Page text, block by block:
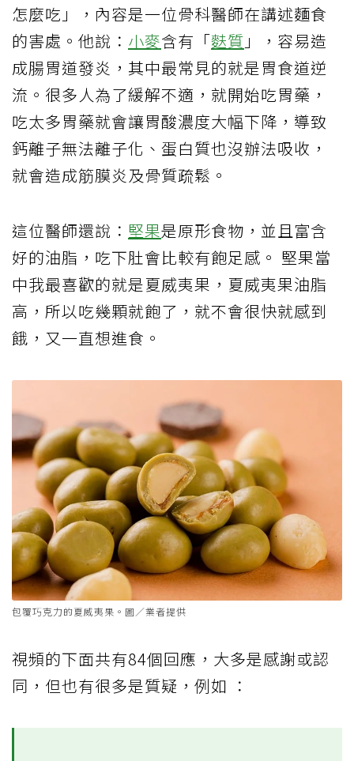
怎麼吃」，內容是一位骨科醫師在講述麵食
的害處。他說： 小麥含有「麩質 」，容易造
成腸胃道發炎，其中最常見的就是胃食道逆
流。很多人為了緩解不適，就開始吃胃藥，
吃太多胃藥就會讓胃酸濃度大幅下降，導致
鈣離子無法離子化、蛋白質也沒辦法吸收，
就會造成筋膜炎及骨質疏鬆。
這位醫師還說： 堅果是原形食物，並且富含
好的油脂，吃下肚會比較有飽足感。 堅果當
中我最喜歡的就是夏威夷果，夏威夷果油脂
高，所以吃幾顆就飽了，就不會很快就感到
餓，又一直想進食。
包覆巧克力的夏威夷果。圖／業者提供
視頻的下面共有84個回應，大多是感謝或認
同，但也有很多是質疑，例如 ：